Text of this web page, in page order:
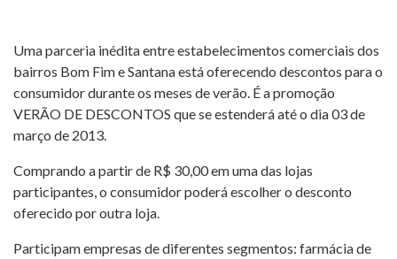
Uma parceria inédita entre estabelecimentos comerciais dos
bairros Bom Fim e Santana está oferecendo descontos para o
consumidor durante os meses de verão. É a promoção
VERÃO DE DESCONTOS que se estenderá até o dia 03 de
março de 2013.
Comprando a partir de R$ 30,00 em uma das lojas
participantes, o consumidor poderá escolher o desconto
oferecido por outra loja.
Participam empresas de diferentes segmentos: farmácia de